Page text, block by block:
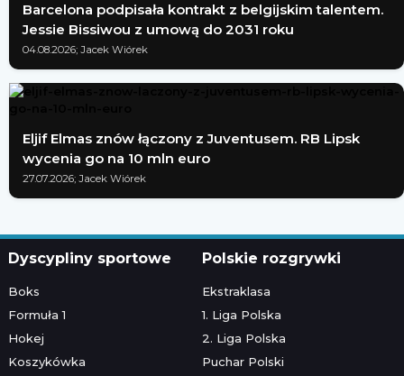
Barcelona podpisała kontrakt z belgijskim talentem.
Jessie Bissiwou z umową do 2031 roku
04.08.2026; Jacek Wiórek
Eljif Elmas znów łączony z Juventusem. RB Lipsk
wycenia go na 10 mln euro
27.07.2026; Jacek Wiórek
Dyscypliny sportowe
Boks
Formuła 1
Hokej
Koszykówka
Polskie rozgrywki
Ekstraklasa
1. Liga Polska
2. Liga Polska
Puchar Polski